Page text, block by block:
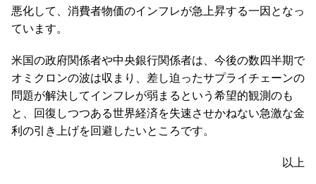
悪化して、消費者物価のインフレが急上昇する一因となっ
ています。
米国の政府関係者や中央銀行関係者は、今後の数四半期で
オミクロンの波は収まり、差し迫ったサプライチェーンの
問題が解決してインフレが弱まるという希望的観測のも
と、回復しつつある世界経済を失速させかねない急激な金
利の引き上げを回避したいところです。
以上